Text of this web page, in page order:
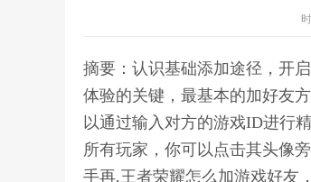
摘要：认识基础添加途径，开
体验的关键，最基本的加好友
以通过输入对方的游戏ID进行
所有玩家，你可以点击其头像
手再,王者荣耀怎么加游戏好友